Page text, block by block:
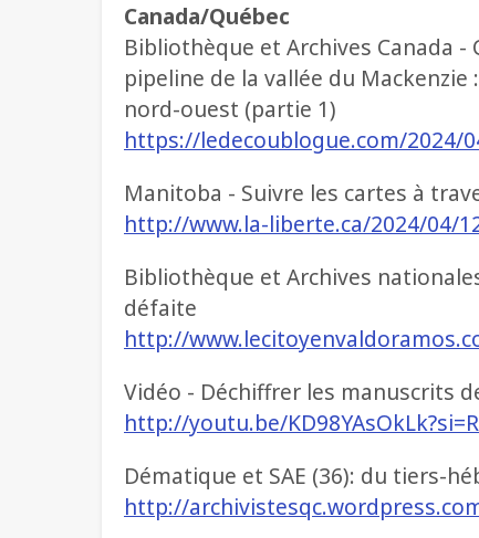
Canada/Québec
Bibliothèque et Archives Canada -
pipeline de la vallée du
nord-ouest (partie 1)
https://ledecoublogue.com/2024/
Manitoba - Suivre les cartes à
http://www.la-liberte.ca/2024/04/
Bibliothèque et Archives
défaite
http://
Vidéo - Déchiffrer les manuscrits
http://youtu.be/
Dématique et SAE (36): du tiers-
http://